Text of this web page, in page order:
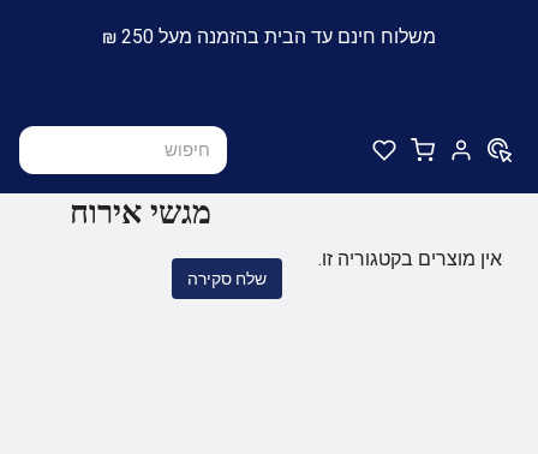
משלוח חינם עד הבית בהזמנה מעל 250 ₪
מגשי אירוח
אין מוצרים בקטגוריה זו.
שלח סקירה